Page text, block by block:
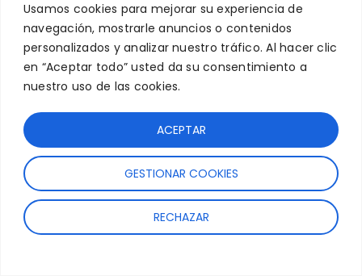
Usamos cookies para mejorar su experiencia de
navegación, mostrarle anuncios o contenidos
personalizados y analizar nuestro tráfico. Al hacer clic
en “Aceptar todo” usted da su consentimiento a
nuestro uso de las cookies.
GESTIONAR COOKIES
RECHAZAR
ACEPTAR